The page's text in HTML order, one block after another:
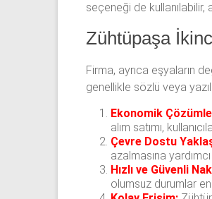
seçeneği de
Zühtüpaşa
Firma, ayrıca eşyaların
genellikle sözlü veya
Ekonomik
alım satımı,
Çevre Dostu
azalmasına
Hızlı ve Güvenli
olumsuz durumlar